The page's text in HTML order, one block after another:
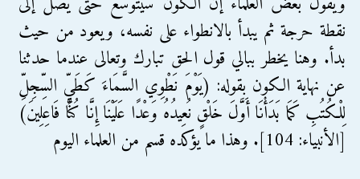
نقطة حرجة ثم يبدأ بالانطواء على نفسه، ويعود من حيث
بدأ. وهنا يخطر ببالي قول الحق تبارك وتعالى عندما حدثنا
عن نهاية الكون بقوله: (يَوْمَ نَطْوِي السَّمَاءَ كَطَيِّ السِّجِلِّ
لِلْكُتُبِ كَمَا بَدَأْنَا أَوَّلَ خَلْقٍ نُعِيدُهُ وَعْدًا عَلَيْنَا إِنَّا كُنَّا فَاعِلِينَ)
[الأنبياء: 104]. وهذا ما يؤكده قسم من العلماء اليوم